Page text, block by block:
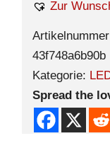
Zur
43f748a6b90b
Kategorie:
Spread the